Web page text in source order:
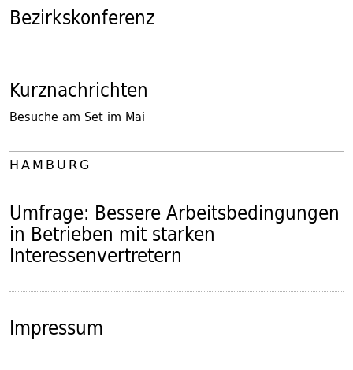
Bezirkskonferenz
Kurznachrichten
Besuche am Set im Mai
HAMBURG
Umfrage: Bessere Arbeitsbedingungen
in Betrieben mit starken
Interessenvertretern
Impressum